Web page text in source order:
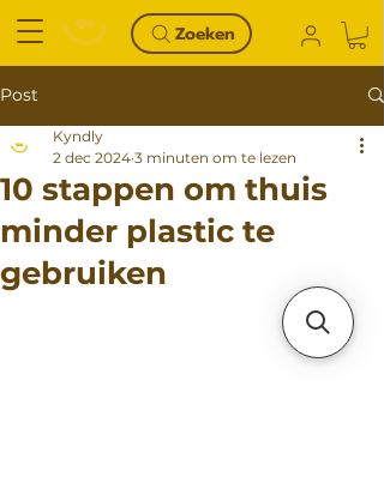
Zoeken
Post
10 stappen om thuis
minder plastic te
gebruiken
Kyndly
2 dec 2024 3 minuten om te lezen